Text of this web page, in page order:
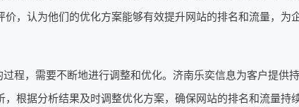
，认为他们的优化方案能够有效提升网站的排名和流量，为
程，需要不断地进行调整和优化。济南乐奕信息为客户提供
根据分析结果及时调整优化方案，确保网站的排名和流量持续